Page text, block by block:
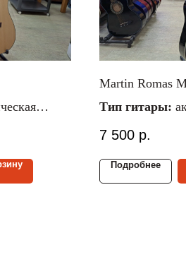
дерево
Martin Romas
Тип гитары:
Размер гитары:
Материал
деки:липа/
7 500 р.
Подробнее